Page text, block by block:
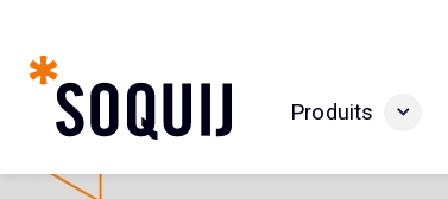
Produits